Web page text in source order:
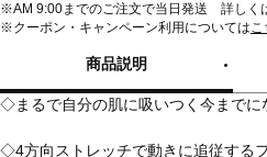
※AM 9:00までのご注文で当日発送 詳しく
※クーポン・キャンペーン利用についてはこ
商品説明
◇まるで自分の肌に吸いつく今までに
◇4方向ストレッチで動きに追従する